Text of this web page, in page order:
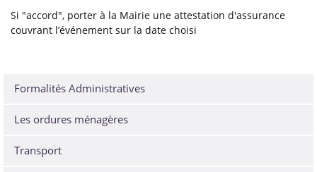
Si "accord", porter à la Mairie une attestation d'assurance
couvrant l’événement sur la date choisi
Formalités Administratives
Les ordures ménagères
Transport